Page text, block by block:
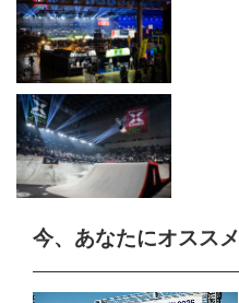
今、あなたにオススメ